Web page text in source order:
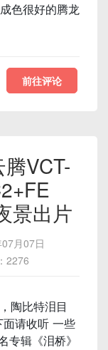
色很好的腾龙
前往评论
VCT-
景出片
月07日
2276
陶比特泪目
请收听 一些
辑《泪桥》